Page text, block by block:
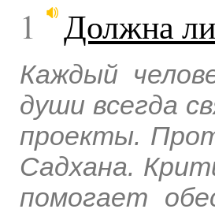
1 Должна
Каждый
души всегда
проекты.
Садхана.
помогает